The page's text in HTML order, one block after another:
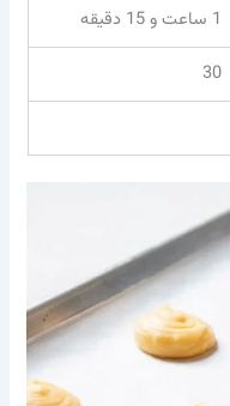
1 ساعت و 15 دقیقه
30